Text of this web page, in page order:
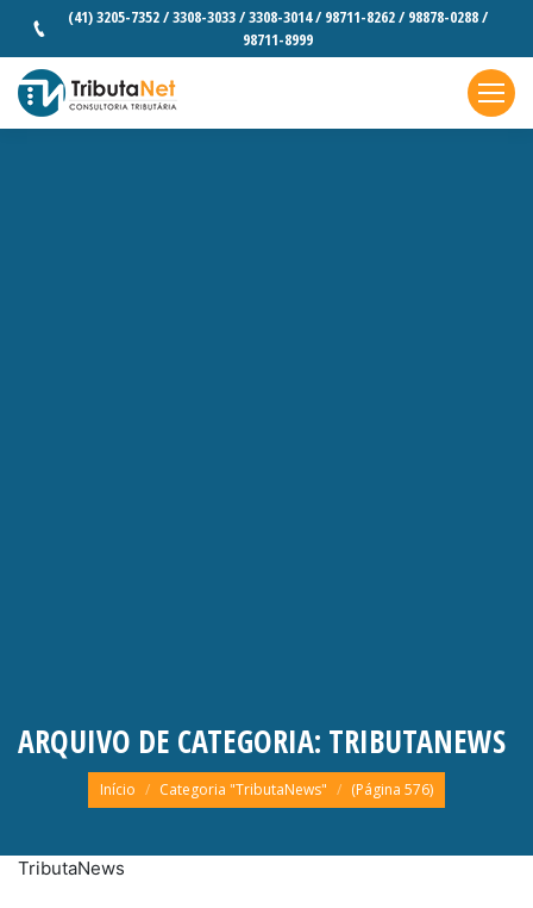
(41) 3205-7352 / 3308-3033 / 3308-3014 / 98711-8262 / 98878-0288 /
98711-8999
ARQUIVO DE CATEGORIA: TRIBUTANEWS
Você está aqui:
Início Categoria "TributaNews" (Página 576)
TributaNews